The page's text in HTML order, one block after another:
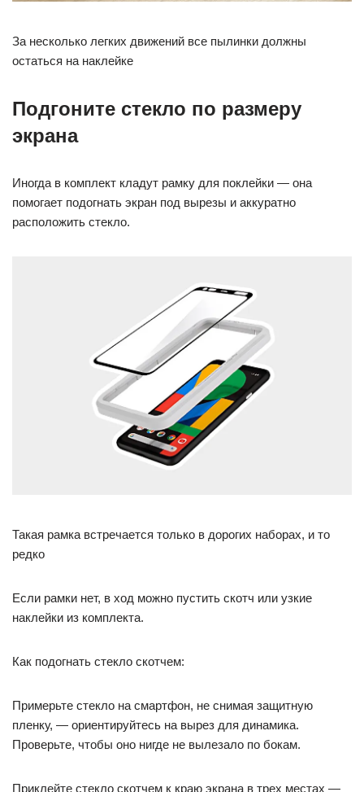
За несколько легких движений все пылинки должны
остаться на наклейке
Подгоните стекло по размеру
экрана
Иногда в комплект кладут рамку для поклейки — она
помогает подогнать экран под вырезы и аккуратно
расположить стекло.
Такая рамка встречается только в дорогих наборах, и то
редко
Если рамки нет, в ход можно пустить скотч или узкие
наклейки из комплекта.
Как подогнать стекло скотчем:
Примерьте стекло на смартфон, не снимая защитную
пленку, — ориентируйтесь на вырез для динамика.
Проверьте, чтобы оно нигде не вылезало по бокам.
Приклейте стекло скотчем к краю экрана в трех местах —